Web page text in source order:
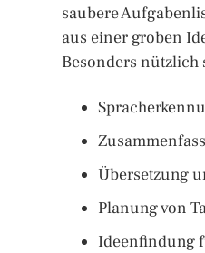
saubere
aus einer groben
Besonders nützlich
Übersetzung
Planung von
Ideenfindung